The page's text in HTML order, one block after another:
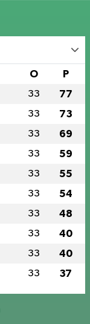
O P
33 77
33 73
33 69
33 59
33 55
33 54
33 48
33 40
33 40
33 37